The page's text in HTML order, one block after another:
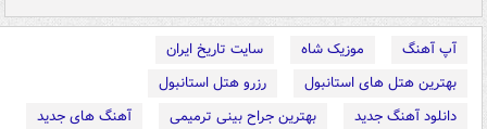
آپ آهنگ موزیک شاه
سایت تاریخ ایران
بهترین هتل های استانبول
رزرو هتل استانبول
دانلود آهنگ جدید
بهترین جراح بینی ترمیمی
آهنگ های جدید